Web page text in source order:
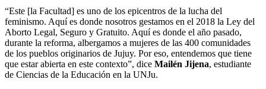
“Este [la Facultad] es uno de los epicentros de la lucha del
feminismo. Aquí es donde nosotros gestamos en el 2018 la Ley del
Aborto Legal, Seguro y Gratuito. Aquí es donde el año pasado,
durante la reforma, albergamos a mujeres de las 400 comunidades
de los pueblos originarios de Jujuy. Por eso, entendemos que tiene
que estar abierta en este contexto”, dice Mailén Jijena, estudiante
de Ciencias de la Educación en la UNJu.